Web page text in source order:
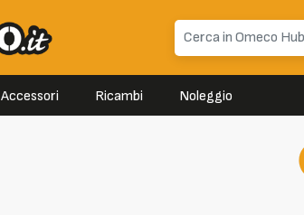
Accessori Ricambi Noleggio